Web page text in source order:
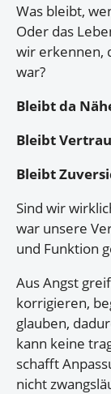
Was bleibt,
Oder das
wir erkennen,
war?
Bleibt da
Bleibt
Bleibt
Sind wir
war unsere
und Funktion
Aus Angst
korrigieren,
glauben,
kann keine
schafft
nicht